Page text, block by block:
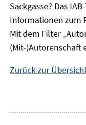
Sackgasse? Das
Informationen zum
Mit dem Filter
(Mit-)Autorenschaft
Zurück zur